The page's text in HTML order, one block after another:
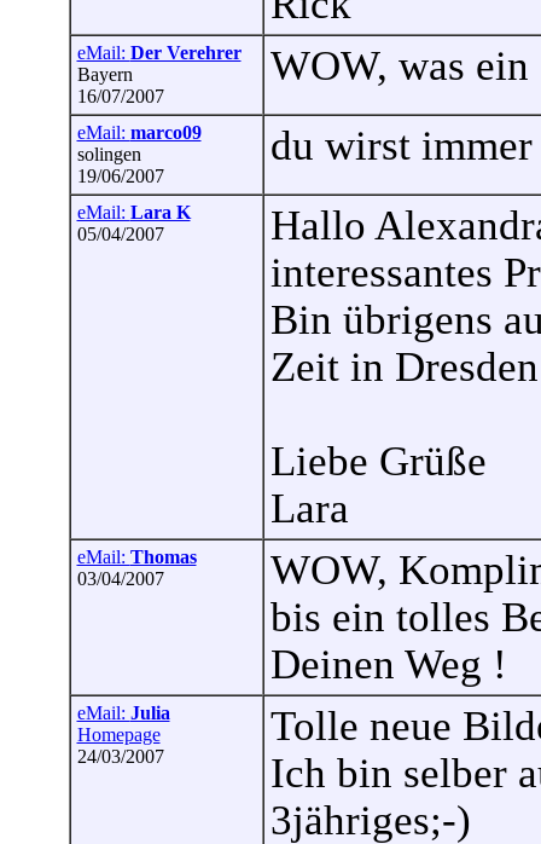
eMail: Der Verehrer
Bayern
16/07/2007
WOW, was
eMail: marco09
solingen
19/06/2007
du wirst
eMail: Lara K
05/04/2007
Hallo
interessantes
Bin übrigens
Zeit in
Liebe Grüße
Lara
eMail: Thomas
03/04/2007
WOW,
bis ein tolles
Deinen Weg !
eMail: Julia
Homepage
24/03/2007
Tolle neue
Ich bin selber
3jähriges;-)